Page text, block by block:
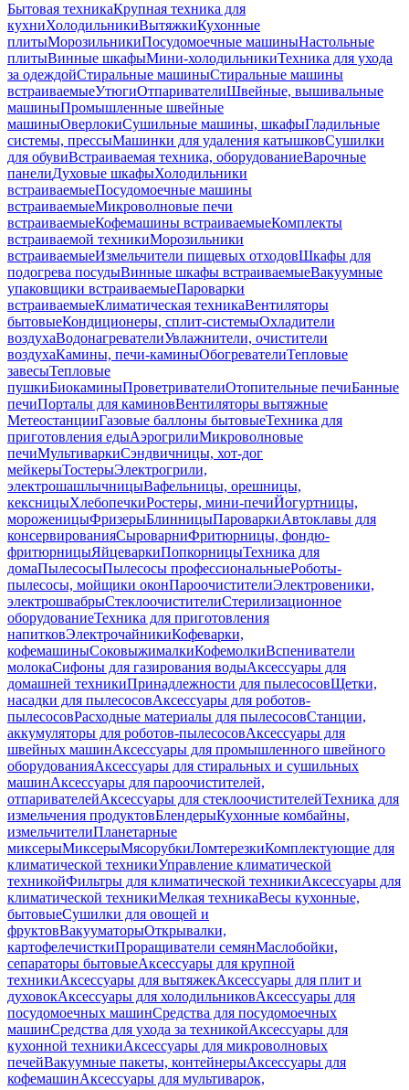
Бытовая техникаКрупная техника для
кухниХолодильникиВытяжкиКухонные
плитыМорозильникиПосудомоечные машиныНастольные
плитыВинные шкафыМини-холодильникиТехника для ухода
за одеждойСтиральные машиныСтиральные машины
встраиваемыеУтюгиОтпаривателиШвейные, вышивальные
машиныПромышленные швейные
машиныОверлокиСушильные машины, шкафыГладильные
системы, прессыМашинки для удаления катышковСушилки
для обувиВстраиваемая техника, оборудованиеВарочные
панелиДуховые шкафыХолодильники
встраиваемыеПосудомоечные машины
встраиваемыеМикроволновые печи
встраиваемыеКофемашины встраиваемыеКомплекты
встраиваемой техникиМорозильники
встраиваемыеИзмельчители пищевых отходовШкафы для
подогрева посудыВинные шкафы встраиваемыеВакуумные
упаковщики встраиваемыеПароварки
встраиваемыеКлиматическая техникаВентиляторы
бытовыеКондиционеры, сплит-системыОхладители
воздухаВодонагревателиУвлажнители, очистители
воздухаКамины, печи-каминыОбогревателиТепловые
завесыТепловые
пушкиБиокаминыПроветривателиОтопительные печиБанные
печиПорталы для каминовВентиляторы вытяжные
МетеостанцииГазовые баллоны бытовыеТехника для
приготовления едыАэрогрилиМикроволновые
печиМультиваркиСэндвичницы, хот-дог
мейкерыТостерыЭлектрогрили,
электрошашлычницыВафельницы, орешницы,
кексницыХлебопечкиРостеры, мини-печиЙогуртницы,
мороженицыФризерыБлинницыПароваркиАвтоклавы для
консервированияСыроварниФритюрницы, фондю-
фритюрницыЯйцеваркиПопкорницыТехника для
домаПылесосыПылесосы профессиональныеРоботы-
пылесосы, мойщики оконПароочистителиЭлектровеники,
электрошвабрыСтеклоочистителиСтерилизационное
оборудованиеТехника для приготовления
напитковЭлектрочайникиКофеварки,
кофемашиныСоковыжималкиКофемолкиВспениватели
молокаСифоны для газирования водыАксессуары для
домашней техникиПринадлежности для пылесосовЩетки,
насадки для пылесосовАксессуары для роботов-
пылесосовРасходные материалы для пылесосовСтанции,
аккумуляторы для роботов-пылесосовАксессуары для
швейных машинАксессуары для промышленного швейного
оборудованияАксессуары для стиральных и сушильных
машинАксессуары для пароочистителей,
отпаривателейАксессуары для стеклоочистителейТехника для
измельчения продуктовБлендерыКухонные комбайны,
измельчителиПланетарные
миксерыМиксерыМясорубкиЛомтерезкиКомплектующие для
климатической техникиУправление климатической
техникойФильтры для климатической техникиАксессуары для
климатической техникиМелкая техникаВесы кухонные,
бытовыеСушилки для овощей и
фруктовВакууматорыОткрывалки,
картофелечисткиПроращиватели семянМаслобойки,
сепараторы бытовыеАксессуары для крупной
техникиАксессуары для вытяжекАксессуары для плит и
духовокАксессуары для холодильниковАксессуары для
посудомоечных машинСредства для посудомоечных
машинСредства для ухода за техникойАксессуары для
кухонной техникиАксессуары для микроволновых
печейВакуумные пакеты, контейнерыАксессуары для
кофемашинАксессуары для мультиварок,